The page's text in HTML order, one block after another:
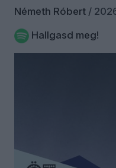
Németh Róbert /
Hallgasd meg!